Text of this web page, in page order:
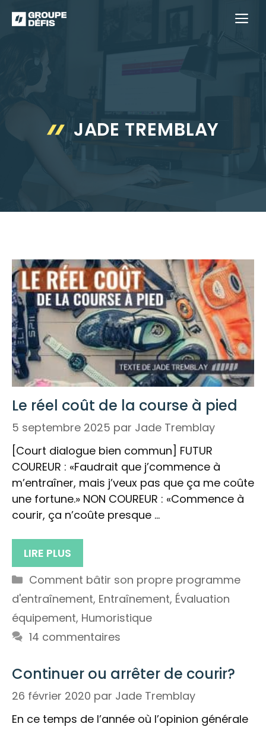
au
JADE TREMBLAY
Le réel coût de la course à pied
5 septembre 2025 par Jade Tremblay
[Court dialogue bien commun] FUTUR
COUREUR : «Faudrait que j’commence à
m’entraîner, mais j’veux pas que ça me coûte
une fortune.» NON COUREUR : «Commence à
courir, ça n’coûte presque …
LIRE PLUS
Catégories
Comment bâtir son propre programme
d'entraînement, Entraînement, Évaluation
équipement, Humoristique
14 commentaires
Continuer ou arrêter de courir?
26 février 2020 par Jade Tremblay
En ce temps de l’année où l’opinion générale